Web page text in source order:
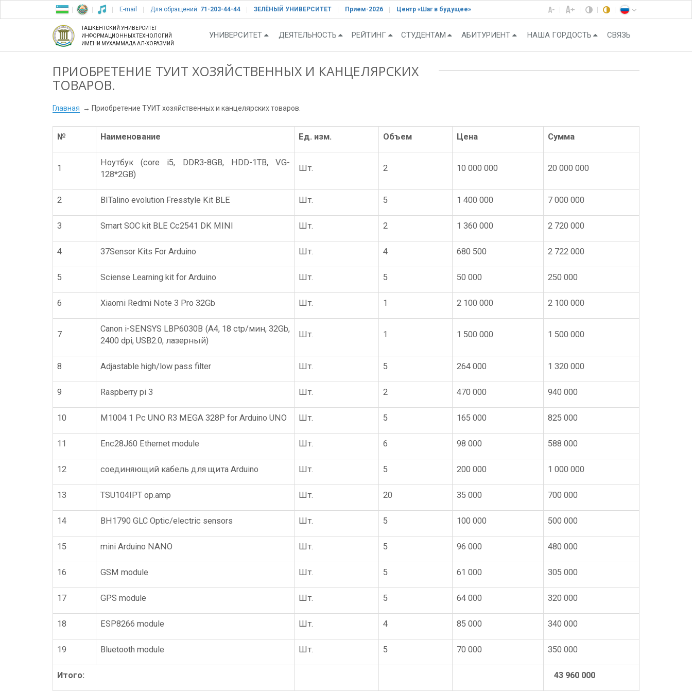
E-mail Для обращений: 71-203-44-44 ЗЕЛЁНЫЙ УНИВЕРСИТЕТ Прием-2026 Центр «Шаг в будущее»
ТАШКЕНТСКИЙ УНИВЕРСИТЕТ
ИНФОРМАЦИОННЫХ ТЕХНОЛОГИЙ
ИМЕНИ МУХАММАДА АЛ-ХОРАЗМИЙ
УНИВЕРСИТЕТ ДЕЯТЕЛЬНОСТЬ РЕЙТИНГ СТУДЕНТАМ АБИТУРИЕНТ НАША ГОРДОСТЬ СВЯЗЬ
ПРИОБРЕТЕНИЕ ТУИТ ХОЗЯЙСТВЕННЫХ И КАНЦЕЛЯРСКИХ
ТОВАРОВ.
Главная Приобретение ТУИТ хозяйственных и канцелярских товаров.
№ Наименование Ед. изм. Объем Цена Сумма
1
Ноутбук (соre i5, DDR3-8GB, HDD-1TB, VG-
128*2GB)
Шт. 2 10 000 000 20 000 000
2 BITalino evolution Fresstyle Kit BLE Шт. 5 1 400 000 7 000 000
3 Smart SOC kit BLE Cc2541 DK MINI Шт. 2 1 360 000 2 720 000
4 37Sensor Kits For Arduino Шт. 4 680 500 2 722 000
5 Sciense Learning kit for Arduino Шт. 5 50 000 250 000
6 Xiaomi Redmi Note 3 Pro 32Gb Шт. 1 2 100 000 2 100 000
7
Canon i-SENSYS LBP6030B (A4, 18 ctp/мин, 32Gb,
2400 dpi, USB2.0, лазерный)
Шт. 1 1 500 000 1 500 000
8 Adjastable high/low pass filter Шт. 5 264 000 1 320 000
9 Raspberry pi 3 Шт. 2 470 000 940 000
10 M1004 1 Pc UNO R3 MEGA 328P for Arduino UNO Шт. 5 165 000 825 000
11 Enc28J60 Ethernet module Шт. 6 98 000 588 000
12 соединяющий кабель для щита Arduino Шт. 5 200 000 1 000 000
13 TSU104IPT op.amp Шт. 20 35 000 700 000
14 BH1790 GLC Optic/electric sensors Шт. 5 100 000 500 000
15 mini Arduino NANO Шт. 5 96 000 480 000
16 GSM module Шт. 5 61 000 305 000
17 GPS module Шт. 5 64 000 320 000
18 ESP8266 module Шт. 4 85 000 340 000
19 Bluetooth module Шт. 5 70 000 350 000
Итого: 43 960 000